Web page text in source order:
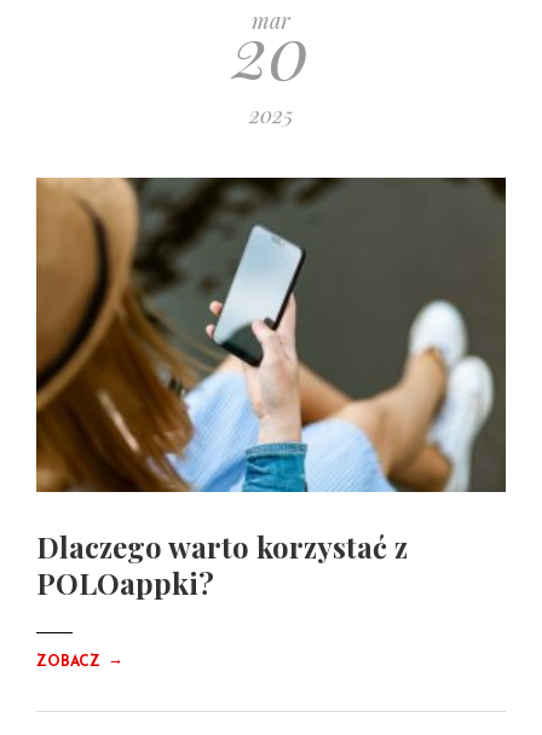
mar
20
2025
Dlaczego warto korzystać z
POLOappki?
ZOBACZ →